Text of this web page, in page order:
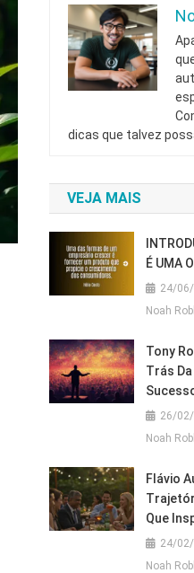
dicas que talvez
VEJA MAIS
É UMA
24/
Noah
Tony Robbins, Os Segredos Por
Trás
26/
Noah
Flávio Augusto Da Silva, A
Que
24/
Noah